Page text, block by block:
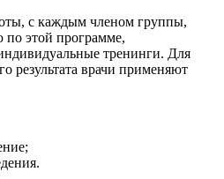
с каждым членом группы,
этой программе,
тренинги. Для
результата врачи применяют